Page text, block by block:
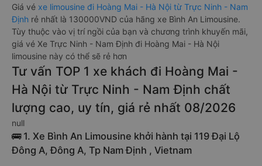
Giá vé xe limousine đi Hoàng Mai - Hà Nội từ Trực Ninh - Nam
Định rẻ nhất là 130000VND của hãng xe Bình An Limousine.
Tùy thuộc vào vị trí ngồi của bạn và chương trình khuyến mãi,
giá vé Xe Trực Ninh - Nam Định đi Hoàng Mai - Hà Nội
limousine này có thể sẽ rẻ hơn
Tư vấn TOP 1 xe khách đi Hoàng Mai -
Hà Nội từ Trực Ninh - Nam Định chất
lượng cao, uy tín, giá rẻ nhất 08/2026
null
🚌 1. Xe Bình An Limousine khởi hành tại 119 Đại Lộ
Đông A, Đông A, Tp Nam Định , Vietnam